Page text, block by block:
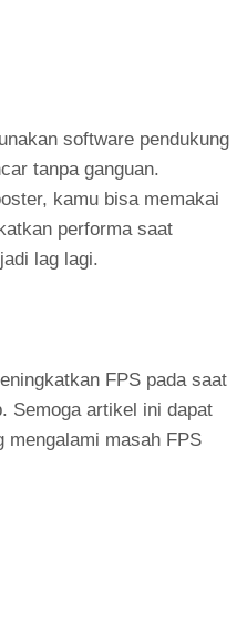
software pendukung
tanpa ganguan.
kamu bisa memakai
performa saat
lag lagi.
FPS pada saat
Semoga artikel ini dapat
mengalami masah FPS